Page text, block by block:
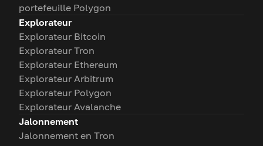
portefeuille Polygon
Explorateur
Explorateur Bitcoin
Explorateur Tron
Explorateur Ethereum
Explorateur Arbitrum
Explorateur Polygon
Explorateur Avalanche
Jalonnement
Jalonnement en Tron